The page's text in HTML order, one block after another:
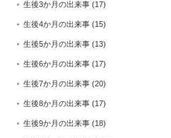
生後3か月の出来事 (17)
生後4か月の出来事 (15)
生後5か月の出来事 (13)
生後6か月の出来事 (17)
生後7か月の出来事 (20)
生後8か月の出来事 (17)
生後9か月の出来事 (18)